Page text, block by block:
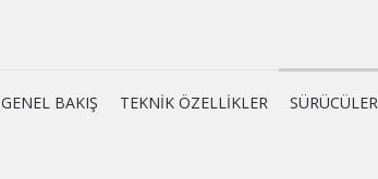
GENEL BAKIŞ TEKNİK ÖZELLİKLER SÜRÜCÜLER